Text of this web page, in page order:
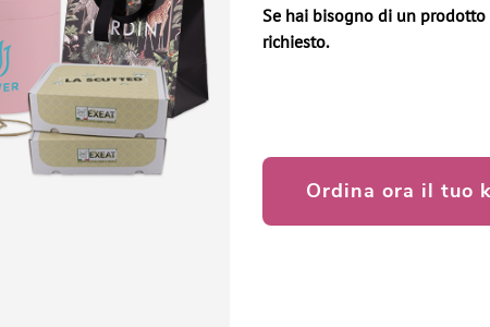
Se hai bisogno di un
richiesto.
Ordina ora il tuo